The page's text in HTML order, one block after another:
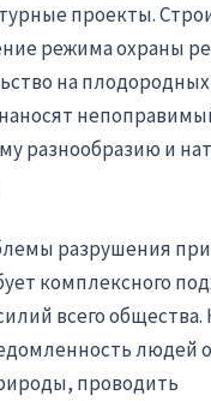
проекты.
режима охраны
на плодородных
разнообразию и
разрушения
комплексного
всего
людей
проводить